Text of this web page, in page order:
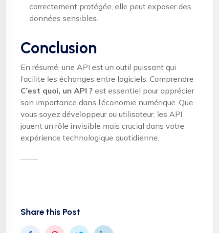
correctement protégée, elle peut exposer des
données sensibles.
Conclusion
En résumé, une API est un outil puissant qui
facilite les échanges entre logiciels. Comprendre
C’est quoi, un API ? est essentiel pour apprécier
son importance dans l’économie numérique. Que
vous soyez développeur ou utilisateur, les API
jouent un rôle invisible mais crucial dans votre
expérience technologique quotidienne.
Share this Post